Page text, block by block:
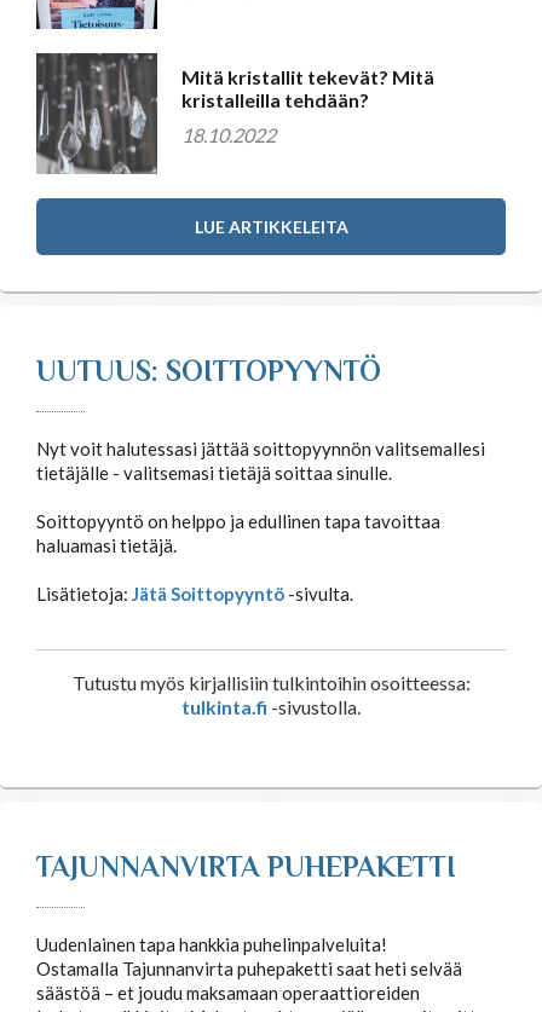
Mitä kristallit tekevät? Mitä
kristalleilla tehdään?
18.10.2022
LUE ARTIKKELEITA
UUTUUS: SOITTOPYYNTÖ
Nyt voit halutessasi jättää soittopyynnön valitsemallesi
tietäjälle - valitsemasi tietäjä soittaa sinulle.
Soittopyyntö on helppo ja edullinen tapa tavoittaa
haluamasi tietäjä.
Lisätietoja: Jätä Soittopyyntö -sivulta.
Tutustu myös kirjallisiin tulkintoihin osoitteessa:
tulkinta.fi -sivustolla.
TAJUNNANVIRTA PUHEPAKETTI
Uudenlainen tapa hankkia puhelinpalveluita!
Ostamalla Tajunnanvirta puhepaketti saat heti selvää
säästöä – et joudu maksamaan operaattioreiden